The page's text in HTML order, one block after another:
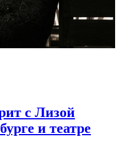
с Лизой
и театре